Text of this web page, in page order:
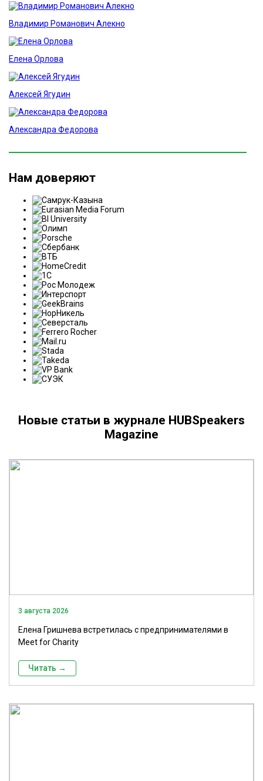
Владимир Романович Алекно
Елена Орлова
Алексей Ягудин
Александра Федорова
Нам доверяют
Новые статьи в журнале HUBSpeakers
Magazine
3 августа 2026
Елена Гришнева встретилась с предпринимателями в
Meet for Charity
Читать →